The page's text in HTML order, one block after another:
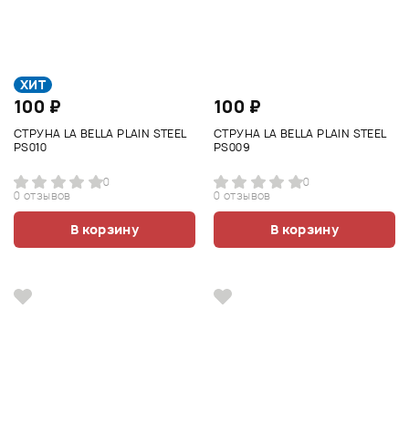
ХИТ
100 ₽
СТРУНА LA BELLA PLAIN STEEL
PS010
0
0 отзывов
В корзину
100 ₽
СТРУНА LA BELLA PLAIN STEEL
PS009
0
0 отзывов
В корзину